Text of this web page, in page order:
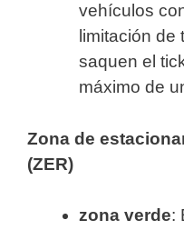
vehículos
limitación de
saquen el
máximo de
Zona de
(ZER)
zona verde: